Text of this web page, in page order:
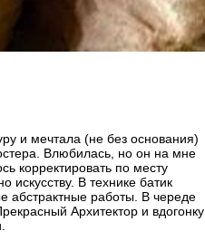
и мечтала (не без основания)
Влюбилась, но он на мне
корректировать по месту
искусству. В технике батик
абстрактные работы. В череде
Архитектор и вдогонку